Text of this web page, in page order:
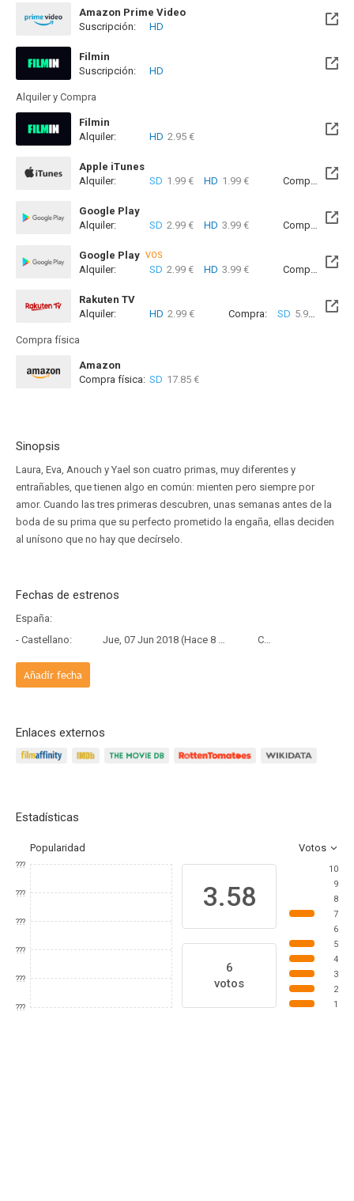
Amazon Prime Video
Suscripción:
HD
Filmin
Disponible hasta el Mié, 31 Dic 2031 (Quedan 5 años)
Suscripción: HD
Alquiler y Compra
Filmin
Disponible hasta el Mié, 31 Dic 2031 (Quedan 5 años)
Alquiler: HD 2.95 €
Apple iTunes
Alquiler:
SD 1.99 € HD 1.99 € Compra: SD
Google Play
Alquiler:
SD 2.99 € HD 3.99 € Compra: SD
Google Play VOS
Alquiler: SD 2.99 € HD 3.99 € Compra: SD
Rakuten TV
Alquiler:
HD 2.99 € Compra: SD 5.99 € HD
Compra física
Amazon
Compra física: SD 17.85 €
Sinopsis
Laura, Eva, Anouch y Yael son cuatro primas, muy diferentes y
entrañables, que tienen algo en común: mienten pero siempre por
amor. Cuando las tres primeras descubren, unas semanas antes de la
boda de su prima que su perfecto prometido la engaña, ellas deciden
al unísono que no hay que decírselo.
Fechas de estrenos
España:
- Castellano:
Jue, 07 Jun 2018 (Hace 8 años y 2 meses) Copia Física
Añadir fecha
Enlaces externos
Estadísticas
Popularidad Votos
???
???
???
???
???
???
3.58
6
votos
10
9
8
7
6
5
4
3
2
1